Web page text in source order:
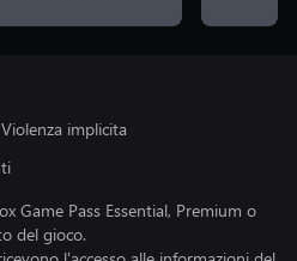
implicita
Game Pass Essential, Premium o
del gioco.